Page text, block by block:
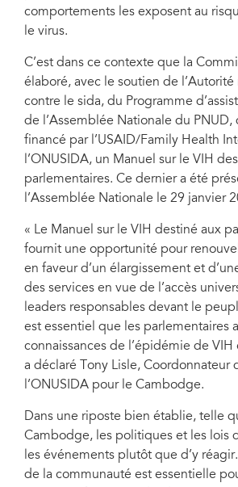
comportements les exposent au
le virus.
C’est dans ce contexte que la
élaboré, avec le soutien de
contre le sida, du Programme
de l’Assemblée Nationale du PNUD,
financé par l’USAID/Family Health
l’ONUSIDA, un Manuel sur le VIH
parlementaires. Ce dernier a été
l’Assemblée Nationale le 29 janvier
« Le Manuel sur le VIH destiné aux
fournit une opportunité pour
en faveur d’un élargissement et
des services en vue de l’accès
leaders responsables devant le
est essentiel que les parlementaires
connaissances de l’épidémie de VIH
a déclaré Tony Lisle, Coordonnateur
l’ONUSIDA pour le Cambodge.
Dans une riposte bien établie, telle
Cambodge, les politiques et les lois
les événements plutôt que d’y
de la communauté est essentielle